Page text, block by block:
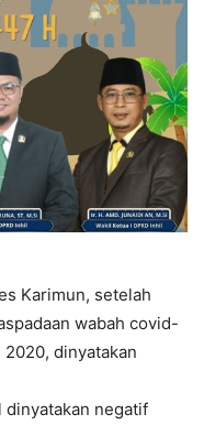
Karimun, setelah
wabah covid-
dinyatakan
negatif